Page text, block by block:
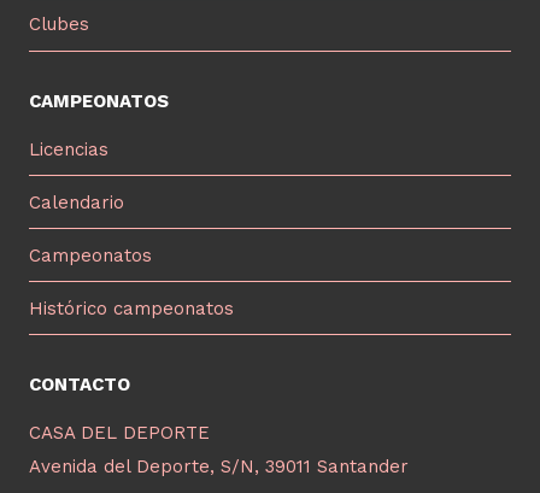
Clubes
CAMPEONATOS
Licencias
Calendario
Campeonatos
Histórico campeonatos
CONTACTO
CASA DEL DEPORTE
Avenida del Deporte, S/N, 39011 Santander